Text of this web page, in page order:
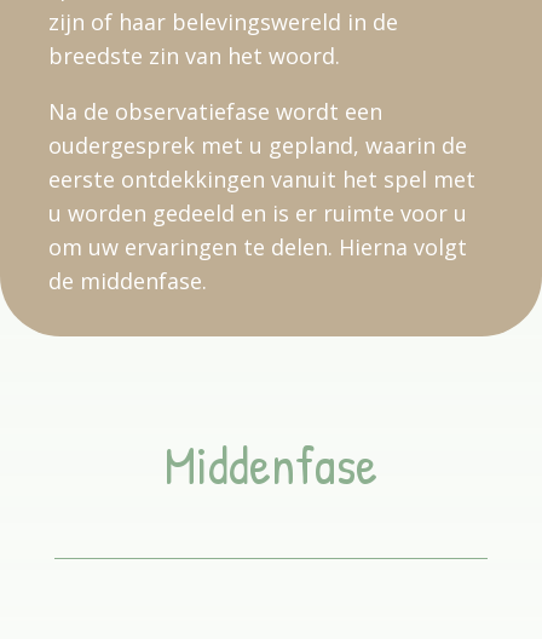
zijn of haar belevingswereld in de
breedste zin van het woord.
Na de observatiefase wordt een
oudergesprek met u gepland, waarin de
eerste ontdekkingen vanuit het spel met
u worden gedeeld en is er ruimte voor u
om uw ervaringen te delen. Hierna volgt
de middenfase.
Middenfase